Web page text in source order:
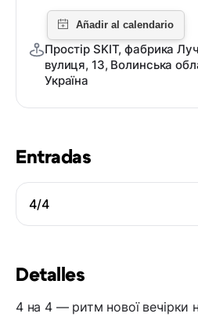
Entradas
4/4
Detalles
4 на 4 — ритм нової вечірки
Простір SKIT, фабрика
вулиця, 13, Волинська
Україна